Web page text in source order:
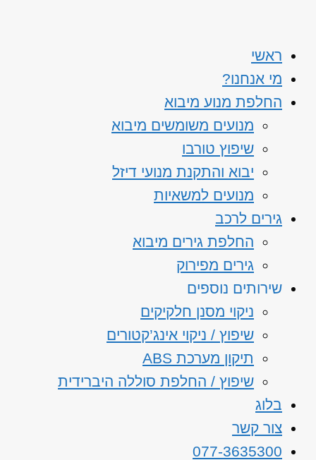
ראשי
מי אנחנו?
החלפת מנוע מיבוא
מנועים משומשים מיבוא
שיפוץ טורבו
יבוא והתקנת מנועי דיזל
מנועים למשאיות
גירים לרכב
החלפת גירים מיבוא
גירים מפירוק
שירותים נוספים
ניקוי מסנן חלקיקים
שיפוץ / ניקוי אינג’קטורים
תיקון מערכת ABS
שיפוץ / החלפת סוללה היברידית
בלוג
צור קשר
077-3635300